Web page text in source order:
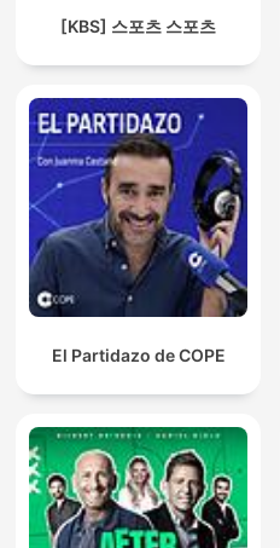
[KBS] 스포츠 스포츠
El Partidazo de COPE